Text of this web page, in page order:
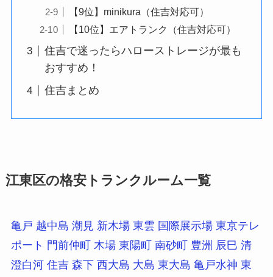
【9位】minikura（住吉対応可）
【10位】エアトランク（住吉対応可）
住吉で迷ったらハローストレージが最も
おすすめ！
住吉まとめ
江東区の格安トランクルーム一覧
亀戸 越中島 潮見 新木場 東雲 国際展示場 東京テレ
ポート 門前仲町 木場 東陽町 南砂町 豊洲 辰巳 清
澄白河 住吉 森下 西大島 大島 東大島 亀戸水神 東